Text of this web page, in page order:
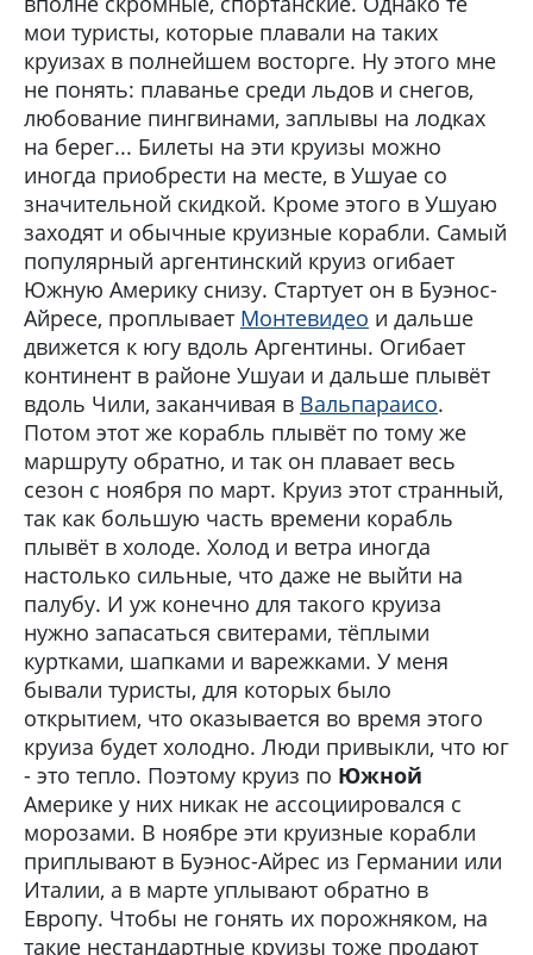
мои туристы, которые плавали на таких
круизах в полнейшем восторге. Ну этого мне
не понять: плаванье среди льдов и снегов,
любование пингвинами, заплывы на лодках
на берег... Билеты на эти круизы можно
иногда приобрести на месте, в Ушуае со
значительной скидкой. Кроме этого в Ушуаю
заходят и обычные круизные корабли. Самый
популярный аргентинский круиз огибает
Южную Америку снизу. Стартует он в Буэнос-
Айресе, проплывает Монтевидео и дальше
движется к югу вдоль Аргентины. Огибает
континент в районе Ушуаи и дальше плывёт
вдоль Чили, заканчивая в Вальпараисо.
Потом этот же корабль плывёт по тому же
маршруту обратно, и так он плавает весь
сезон с ноября по март. Круиз этот странный,
так как большую часть времени корабль
плывёт в холоде. Холод и ветра иногда
настолько сильные, что даже не выйти на
палубу. И уж конечно для такого круиза
нужно запасаться свитерами, тёплыми
куртками, шапками и варежками. У меня
бывали туристы, для которых было
открытием, что оказывается во время этого
круиза будет холодно. Люди привыкли, что юг
- это тепло. Поэтому круиз по Южной
Америке у них никак не ассоциировался с
морозами. В ноябре эти круизные корабли
приплывают в Буэнос-Айрес из Германии или
Италии, а в марте уплывают обратно в
Европу. Чтобы не гонять их порожняком, на
такие нестандартные круизы тоже продают